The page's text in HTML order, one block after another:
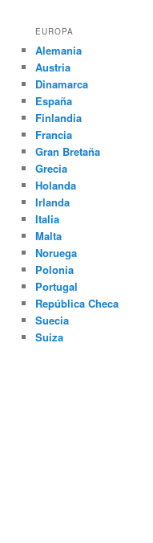
EUROPA
Alemania
Austria
Dinamarca
España
Finlandia
Francia
Gran Bretaña
Grecia
Holanda
Irlanda
Italia
Malta
Noruega
Polonia
Portugal
República Checa
Suecia
Suiza